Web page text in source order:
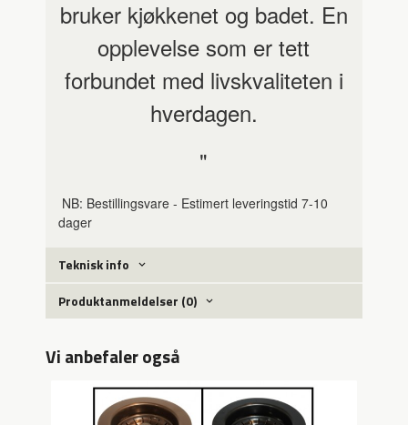
bruker kjøkkenet og badet. En
opplevelse som er tett
forbundet med livskvaliteten i
hverdagen.
"
NB: Bestillingsvare - Estimert leveringstid 7-10
dager
Teknisk info
Produktanmeldelser (0)
Vi anbefaler også